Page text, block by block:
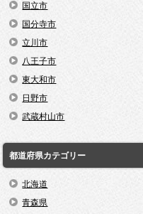
国立市
国分寺市
立川市
八王子市
東大和市
日野市
武蔵村山市
都道府県カテゴリー
北海道
青森県